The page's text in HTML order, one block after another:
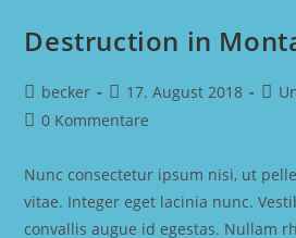
Destruction in
Beitrags-
Autor:
becker
Beitrag
veröffentlicht:
17. August 2018
Beitrags-
0 Kommentare
Nunc consectetur ipsum nisi, ut
vitae. Integer eget lacinia nunc.
convallis augue id egestas. Nullam